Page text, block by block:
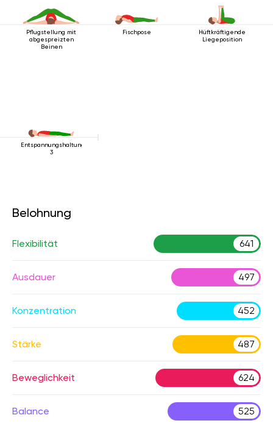
Pflugstellung mit
abgespreizten
Beinen
Fischpose
Hüftkräftigende
Liegeposition
Entspannungshaltung
3
Belohnung
Flexibilität 641
Ausdauer 497
Konzentration 452
Stärke 487
Beweglichkeit 624
Balance 525